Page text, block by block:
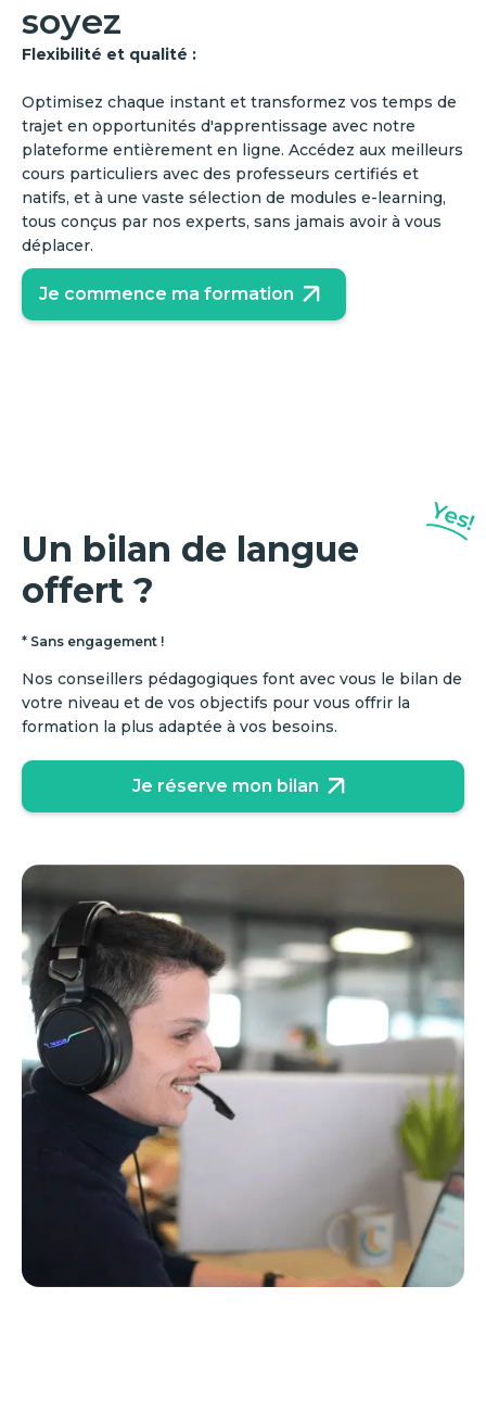
soyez
Flexibilité et qualité :
Optimisez chaque instant et transformez vos temps de
trajet en opportunités d'apprentissage avec notre
plateforme entièrement en ligne. Accédez aux meilleurs
cours particuliers avec des professeurs certifiés et
natifs, et à une vaste sélection de modules e-learning,
tous conçus par nos experts, sans jamais avoir à vous
déplacer.
Je commence ma formation
Un bilan de langue
offert ?
* Sans engagement !
Nos conseillers pédagogiques font avec vous le bilan de
votre niveau et de vos objectifs pour vous offrir la
formation la plus adaptée à vos besoins.
Je réserve mon bilan
Yes!